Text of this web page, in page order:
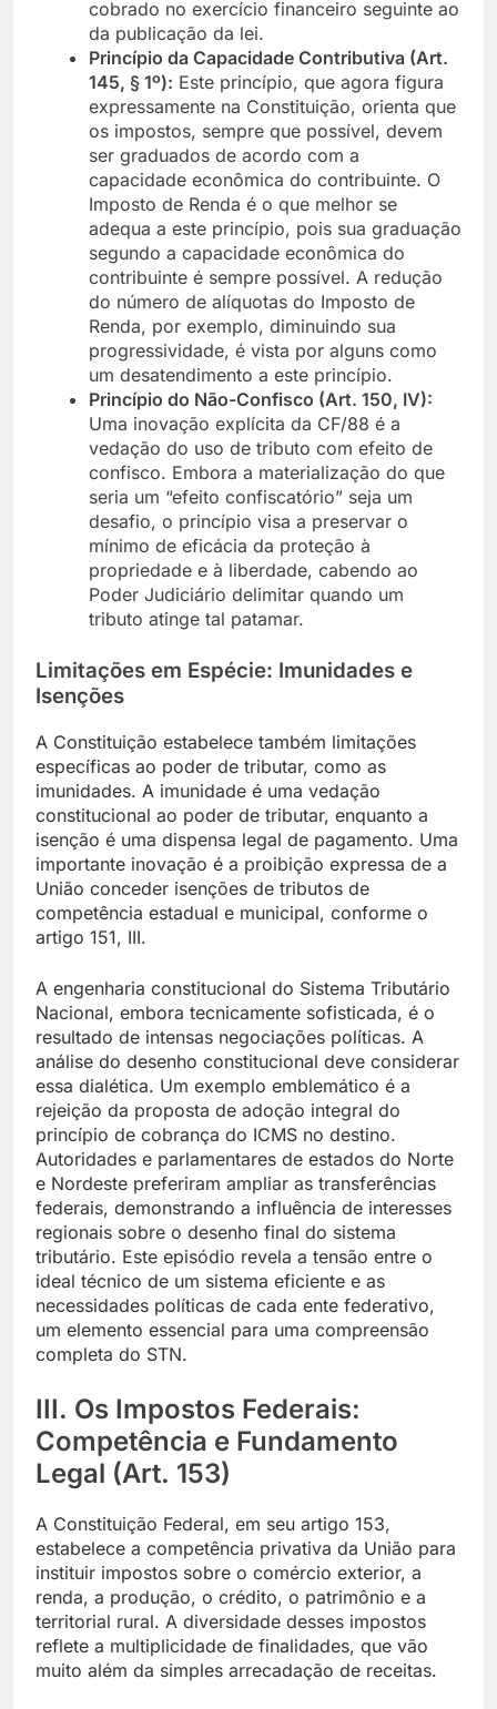
cobrado no exercício financeiro seguinte ao
da publicação da lei.
Princípio da Capacidade Contributiva (Art.
145, § 1º): Este princípio, que agora figura
expressamente na Constituição, orienta que
os impostos, sempre que possível, devem
ser graduados de acordo com a
capacidade econômica do contribuinte. O
Imposto de Renda é o que melhor se
adequa a este princípio, pois sua graduação
segundo a capacidade econômica do
contribuinte é sempre possível. A redução
do número de alíquotas do Imposto de
Renda, por exemplo, diminuindo sua
progressividade, é vista por alguns como
um desatendimento a este princípio.
Princípio do Não-Confisco (Art. 150, IV):
Uma inovação explícita da CF/88 é a
vedação do uso de tributo com efeito de
confisco. Embora a materialização do que
seria um “efeito confiscatório” seja um
desafio, o princípio visa a preservar o
mínimo de eficácia da proteção à
propriedade e à liberdade, cabendo ao
Poder Judiciário delimitar quando um
tributo atinge tal patamar.
Limitações em Espécie: Imunidades e
Isenções
A Constituição estabelece também limitações
específicas ao poder de tributar, como as
imunidades. A imunidade é uma vedação
constitucional ao poder de tributar, enquanto a
isenção é uma dispensa legal de pagamento. Uma
importante inovação é a proibição expressa de a
União conceder isenções de tributos de
competência estadual e municipal, conforme o
artigo 151, III.
A engenharia constitucional do Sistema Tributário
Nacional, embora tecnicamente sofisticada, é o
resultado de intensas negociações políticas. A
análise do desenho constitucional deve considerar
essa dialética. Um exemplo emblemático é a
rejeição da proposta de adoção integral do
princípio de cobrança do ICMS no destino.
Autoridades e parlamentares de estados do Norte
e Nordeste preferiram ampliar as transferências
federais, demonstrando a influência de interesses
regionais sobre o desenho final do sistema
tributário. Este episódio revela a tensão entre o
ideal técnico de um sistema eficiente e as
necessidades políticas de cada ente federativo,
um elemento essencial para uma compreensão
completa do STN.
III. Os Impostos Federais:
Competência e Fundamento
Legal (Art. 153)
A Constituição Federal, em seu artigo 153,
estabelece a competência privativa da União para
instituir impostos sobre o comércio exterior, a
renda, a produção, o crédito, o patrimônio e a
territorial rural. A diversidade desses impostos
reflete a multiplicidade de finalidades, que vão
muito além da simples arrecadação de receitas.